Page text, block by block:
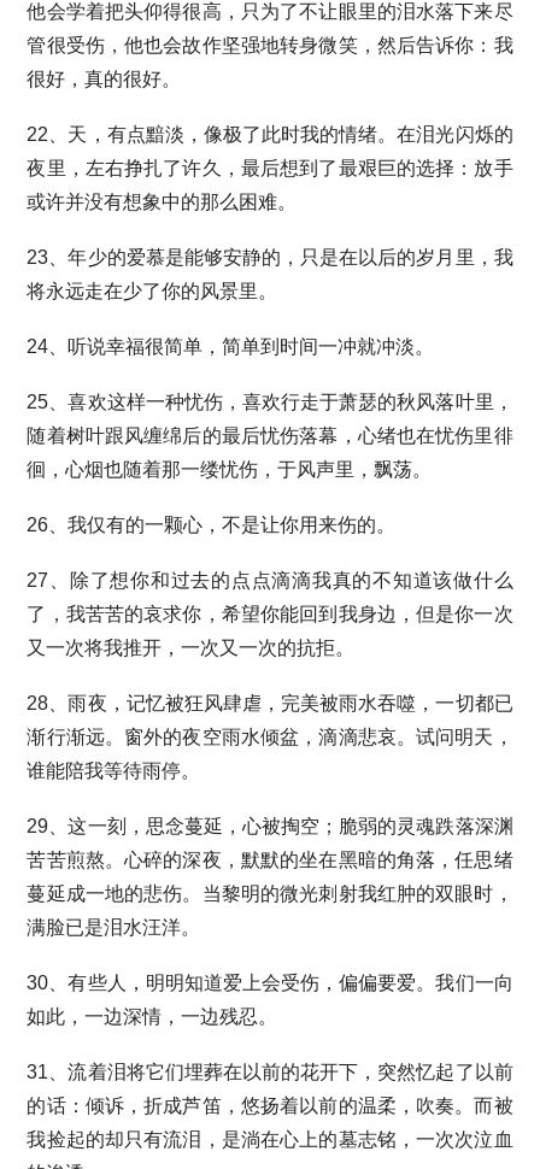
他会学着把头仰得很高，只为了不让眼里的泪水落下来尽
管很受伤，他也会故作坚强地转身微笑，然后告诉你：我
很好，真的很好。
22、天，有点黯淡，像极了此时我的情绪。在泪光闪烁的
夜里，左右挣扎了许久，最后想到了最艰巨的选择：放手
或许并没有想象中的那么困难。
23、年少的爱慕是能够安静的，只是在以后的岁月里，我
将永远走在少了你的风景里。
24、听说幸福很简单，简单到时间一冲就冲淡。
25、喜欢这样一种忧伤，喜欢行走于萧瑟的秋风落叶里，
随着树叶跟风缠绵后的最后忧伤落幕，心绪也在忧伤里徘
徊，心烟也随着那一缕忧伤，于风声里，飘荡。
26、我仅有的一颗心，不是让你用来伤的。
27、除了想你和过去的点点滴滴我真的不知道该做什么
了，我苦苦的哀求你，希望你能回到我身边，但是你一次
又一次将我推开，一次又一次的抗拒。
28、雨夜，记忆被狂风肆虐，完美被雨水吞噬，一切都已
渐行渐远。窗外的夜空雨水倾盆，滴滴悲哀。试问明天，
谁能陪我等待雨停。
29、这一刻，思念蔓延，心被掏空；脆弱的灵魂跌落深渊
苦苦煎熬。心碎的深夜，默默的坐在黑暗的角落，任思绪
蔓延成一地的悲伤。当黎明的微光刺射我红肿的双眼时，
满脸已是泪水汪洋。
30、有些人，明明知道爱上会受伤，偏偏要爱。我们一向
如此，一边深情，一边残忍。
31、流着泪将它们埋葬在以前的花开下，突然忆起了以前
的话：倾诉，折成芦笛，悠扬着以前的温柔，吹奏。而被
我捡起的却只有流泪，是淌在心上的墓志铭，一次次泣血